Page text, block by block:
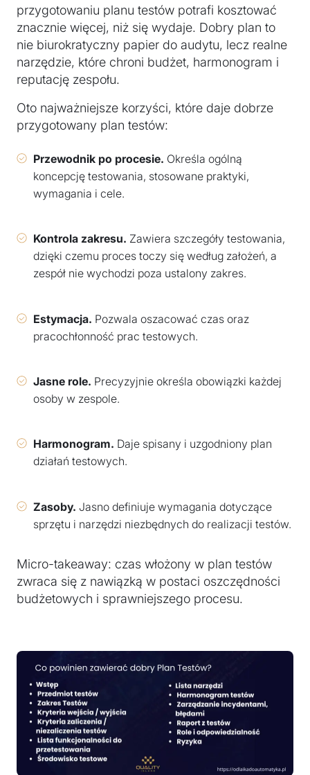
przygotowaniu planu testów potrafi kosztować
znacznie więcej, niż się wydaje. Dobry plan to
nie biurokratyczny papier do audytu, lecz realne
narzędzie, które chroni budżet, harmonogram i
reputację zespołu.
Oto najważniejsze korzyści, które daje dobrze
przygotowany plan testów:
Przewodnik po procesie. Określa ogólną
koncepcję testowania, stosowane praktyki,
wymagania i cele.
Kontrola zakresu. Zawiera szczegóły testowania,
dzięki czemu proces toczy się według założeń, a
zespół nie wychodzi poza ustalony zakres.
Estymacja. Pozwala oszacować czas oraz
pracochłonność prac testowych.
Jasne role. Precyzyjnie określa obowiązki każdej
osoby w zespole.
Harmonogram. Daje spisany i uzgodniony plan
działań testowych.
Zasoby. Jasno definiuje wymagania dotyczące
sprzętu i narzędzi niezbędnych do realizacji testów.
Micro-takeaway: czas włożony w plan testów
zwraca się z nawiązką w postaci oszczędności
budżetowych i sprawniejszego procesu.